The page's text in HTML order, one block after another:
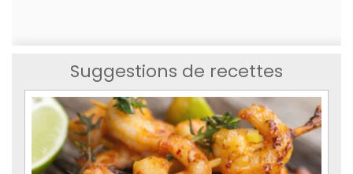
Suggestions de recettes